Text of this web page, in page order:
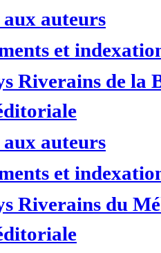
aux auteurs
et
Riverains de la
aux auteurs
et
Riverains du